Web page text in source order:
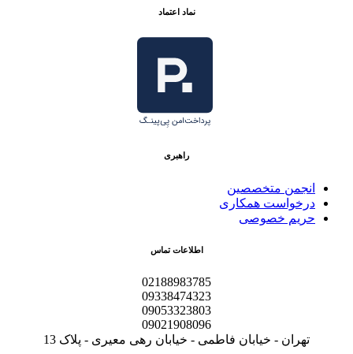
نماد اعتماد
راهبری
انجمن متخصصین
درخواست همکاری
حریم خصوصی
اطلاعات تماس
02188983785
09338474323
09053323803
09021908096
تهران - خیابان فاطمی - خیابان رهی معیری - پلاک 13